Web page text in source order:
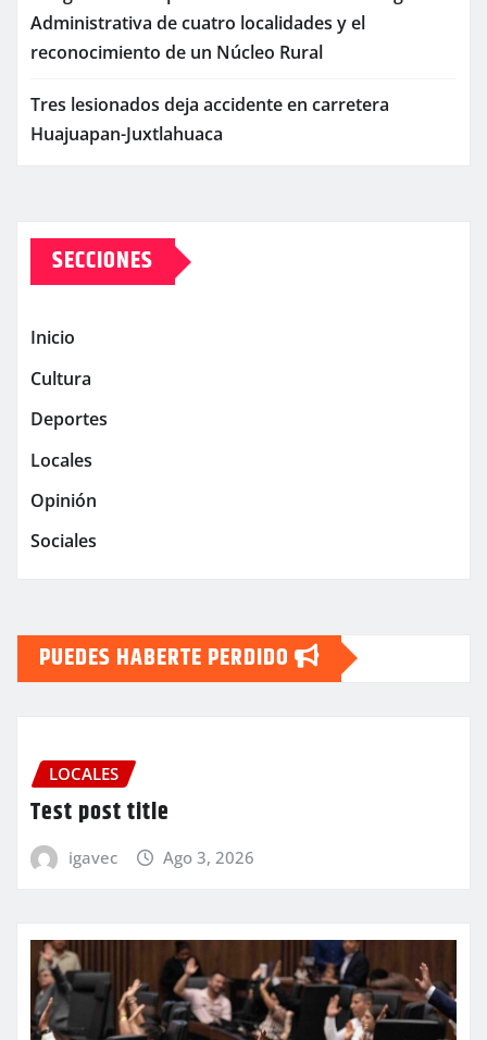
Administrativa de cuatro localidades y el
reconocimiento de un Núcleo Rural
Tres lesionados deja accidente en carretera
Huajuapan-Juxtlahuaca
SECCIONES
Inicio
Cultura
Deportes
Locales
Opinión
Sociales
PUEDES HABERTE PERDIDO
LOCALES
Test post title
igavec Ago 3, 2026